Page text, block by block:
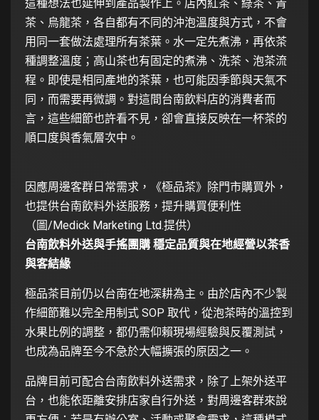
這種想法也延伸到產品製作上。店內紅茶、綠茶、青
茶、烏龍茶，各自都有不同的沖泡溫度與方式，不會
用同一套做法處理所有茶葉。水一定先煮沸，再依茶
種調整溫度；高山茶也有固定的煮沸、洗茶、泡茶流
程。即使是相同產地的茶葉，也可能因季節與天氣不
同，而需要再微調。對這間台南飲料店的消費者而
言，這些細節也許看不見，卻會直接反映在一杯茶的
順口度與香氣層次中。
因應周邊客群日常需求，《極品茶》除門市購買外，
也提供台南飲料外送服務，提升購買便利性
（圖/Medick Marketing Ltd.提供）
台南飲料外送與手搖團購 穩定品質與在地經營以茶香
與客結緣
極品茶目前仍以台南在地深耕為主。由於店內不少製
作細節難以完全用制式 SOP 取代，從泡茶時的溫控到
水果比例的調整，都仍需仰賴現場經驗與反覆測試，
也成為品牌至今不急於大幅擴張的原因之一。
品牌目前可配合台南飲料外送需求，除了上架外送平
台，也能依距離安排店家自行外送，對周邊客群來說